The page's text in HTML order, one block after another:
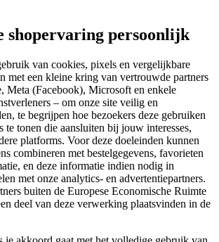
shopervaring persoonlijk
van cookies, pixels en vergelijkbare
met een kleine kring van vertrouwde partners
Meta (Facebook), Microsoft en enkele
– om onze site veilig en
te begrijpen hoe bezoekers deze gebruiken
te tonen die aansluiten bij jouw interesses,
platforms. Voor deze doeleinden kunnen
combineren met bestelgegevens, favorieten
en deze informatie indien nodig in
met onze analytics- en advertentiepartners.
buiten de Europese Economische Ruimte
deel van deze verwerking plaatsvinden in de